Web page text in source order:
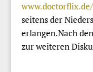
seitens der
erlangen.Nach
zur weiteren